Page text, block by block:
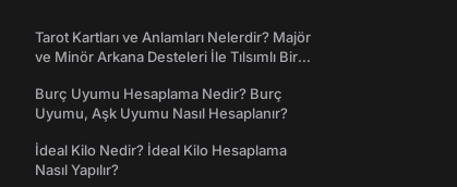
Tarot Kartları ve Anlamları Nelerdir? Majör
ve Minör Arkana Desteleri İle Tılsımlı Bir
Burç Uyumu Hesaplama Nedir? Burç
Uyumu, Aşk Uyumu Nasıl Hesaplanır?
İdeal Kilo Nedir? İdeal Kilo Hesaplama
Nasıl Yapılır?